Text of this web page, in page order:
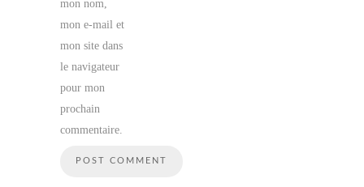
mon nom,
mon e-mail et
mon site dans
le navigateur
pour mon
prochain
commentaire.